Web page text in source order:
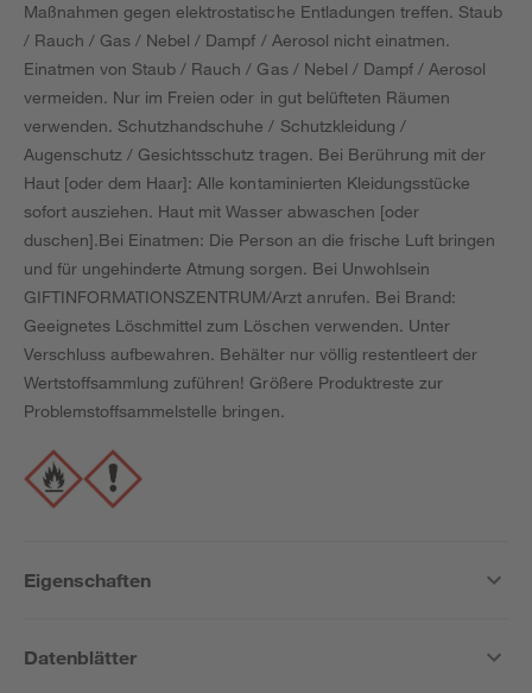
Maßnahmen gegen elektrostatische Entladungen treffen. Staub
/ Rauch / Gas / Nebel / Dampf / Aerosol nicht einatmen.
Einatmen von Staub / Rauch / Gas / Nebel / Dampf / Aerosol
vermeiden. Nur im Freien oder in gut belüfteten Räumen
verwenden. Schutzhandschuhe / Schutzkleidung /
Augenschutz / Gesichtsschutz tragen. Bei Berührung mit der
Haut [oder dem Haar]: Alle kontaminierten Kleidungsstücke
sofort ausziehen. Haut mit Wasser abwaschen [oder
duschen].Bei Einatmen: Die Person an die frische Luft bringen
und für ungehinderte Atmung sorgen. Bei Unwohlsein
GIFTINFORMATIONSZENTRUM/Arzt anrufen. Bei Brand:
Geeignetes Löschmittel zum Löschen verwenden. Unter
Verschluss aufbewahren. Behälter nur völlig restentleert der
Wertstoffsammlung zuführen! Größere Produktreste zur
Problemstoffsammelstelle bringen.
Eigenschaften
Datenblätter